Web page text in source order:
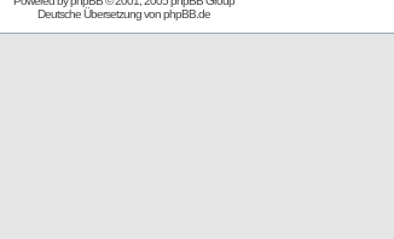
Deutsche Übersetzung vonphpBB.de